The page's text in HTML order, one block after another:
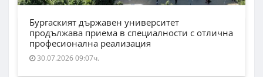
Бургаският държавен университет
продължава приема в специалности с отлична
професионална реализация
30.07.2026 09:07ч.